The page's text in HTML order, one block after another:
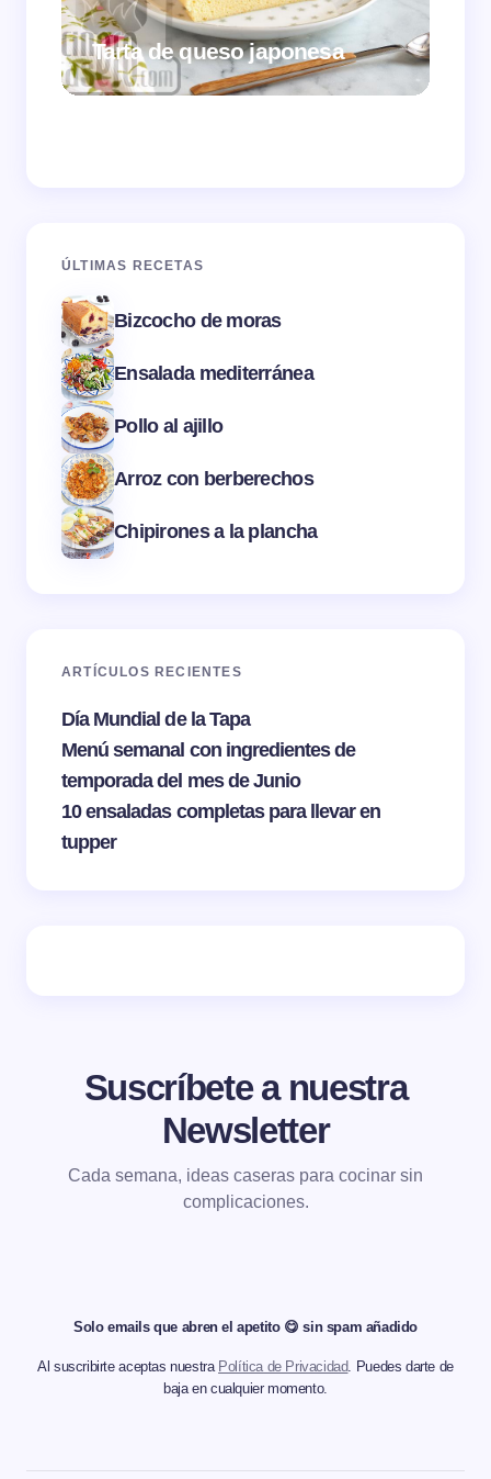
Tarta de queso japonesa
ÚLTIMAS RECETAS
Bizcocho de moras
Ensalada mediterránea
Pollo al ajillo
Arroz con berberechos
Chipirones a la plancha
ARTÍCULOS RECIENTES
Día Mundial de la Tapa
Menú semanal con ingredientes de
temporada del mes de Junio
10 ensaladas completas para llevar en
tupper
Suscríbete a nuestra
Newsletter
Cada semana, ideas caseras para cocinar sin
complicaciones.
Solo emails que abren el apetito 😋 sin spam añadido
Al suscribirte aceptas nuestra Política de Privacidad. Puedes darte de
baja en cualquier momento.